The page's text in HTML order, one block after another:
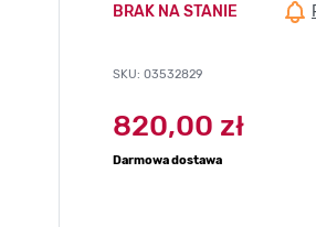
BRAK NA STANIE
SKU: 03532829
820,00 zł
Darmowa dostawa